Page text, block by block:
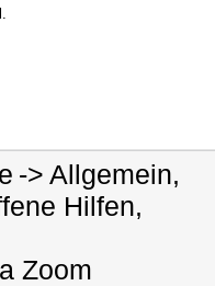
Allgemein,
Hilfen,
Zoom